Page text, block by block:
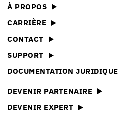
À PROPOS
CARRIÈRE
CONTACT
SUPPORT
DOCUMENTATION JURIDIQUE
DEVENIR PARTENAIRE
DEVENIR EXPERT